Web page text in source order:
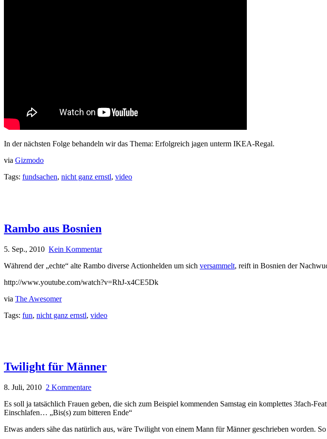
In der nächsten Folge behandeln wir das Thema: Erfolgreich jagen unterm IKEA-Regal.
via Gizmodo
Tags: fundsachen, nicht ganz ernstl, video
Rambo aus Bosnien
5. Sep., 2010 Kein Kommentar
Während der „echte“ alte Rambo diverse Actionhelden um sich versammelt, reift in Bosnien der
http://www.youtube.com/watch?v=RhJ-x4CE5Dk
via The Awesomer
Tags: fun, nicht ganz ernstl, video
Twilight für Männer
8. Juli, 2010 2 Kommentare
Es soll ja tatsächlich Frauen geben, die sich zum Beispiel kommenden Samstag ein komplettes 3fach-
Einschlafen… „Bis(s) zum bitteren Ende“
Etwas anders sähe das natürlich aus, wäre Twilight von einem Mann für Männer geschrieben worden.